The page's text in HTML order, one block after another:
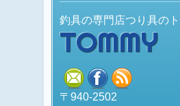
釣具の専門店つり具の
TOMMY
mail facebook
〒940-2502